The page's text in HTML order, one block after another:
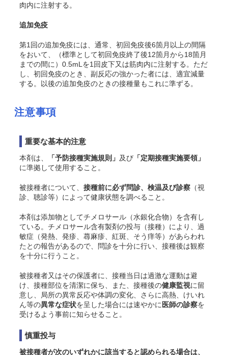
肉内に注射する。
追加免疫
第1回の追加免疫には、通常、初回免疫後6箇月以上の間隔
をおいて、（標準として初回免疫終了後12箇月から18箇月
までの間に）0.5mLを1回皮下又は筋肉内に注射する。ただ
し、初回免疫のとき、副反応の強かった者には、適宜減量
する。以後の追加免疫のときの接種量もこれに準ずる。
注意事項
重要な基本的注意
本剤は、 「予防接種実施規則」 及び 「定期接種実施要領」
に準拠して使用すること。
被接種者について、 接種前に必ず問診、検温及び診察 （視
診、聴診等）によって健康状態を調べること。
本剤は添加物としてチメロサール（水銀化合物）を含有し
ている。チメロサール含有製剤の投与（接種）により、過
敏症（発熱、発疹、蕁麻疹、紅斑、そう痒等）があらわれ
たとの報告があるので、問診を十分に行い、接種後は観察
を十分に行うこと。
被接種者又はその保護者に、接種当日は過激な運動は避
け、接種部位を清潔に保ち、また、接種後の健康監視に留
意し、局所の異常反応や体調の変化、さらに高熱、けいれ
ん等の異常な症状を呈した場合には速やかに 医師の診察を
受けるよう事前に知らせること。
慎重投与
被接種者が次のいずれかに該当すると認められる場合は、